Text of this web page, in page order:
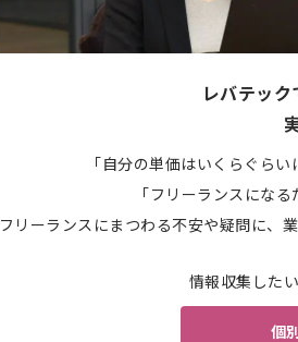
レバテッ
「自分の単価はいくらぐら
「フリーランスにな
フリーランスにまつわる不安や疑問に、
情報収集した
個